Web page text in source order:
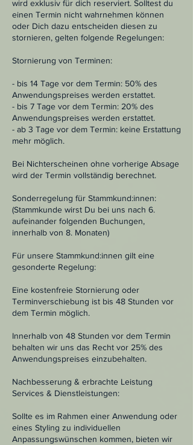
wird exklusiv für dich reserviert. Solltest du
einen Termin nicht wahrnehmen können
oder Dich dazu entscheiden diesen zu
stornieren, gelten folgende Regelungen:
Stornierung von Terminen:
- bis 14 Tage vor dem Termin: 50% des
Anwendungspreises werden erstattet.
- bis 7 Tage vor dem Termin: 20% des
Anwendungspreises werden erstattet.
- ab 3 Tage vor dem Termin: keine Erstattung
mehr möglich.
Bei Nichterscheinen ohne vorherige Absage
wird der Termin vollständig berechnet.
Sonderregelung für Stammkund:innen:
(Stammkunde wirst Du bei uns nach 6.
aufeinander folgenden Buchungen,
innerhalb von 8. Monaten)
Für unsere Stammkund:innen gilt eine
gesonderte Regelung:
Eine kostenfreie Stornierung oder
Terminverschiebung ist bis 48 Stunden vor
dem Termin möglich.
Innerhalb von 48 Stunden vor dem Termin
behalten wir uns das Recht vor 25% des
Anwendungspreises einzubehalten.
Nachbesserung & erbrachte Leistung
Services & Dienstleistungen:
Sollte es im Rahmen einer Anwendung oder
eines Styling zu individuellen
Anpassungswünschen kommen, bieten wir